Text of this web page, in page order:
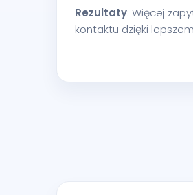
Rezultaty: Więcej
kontaktu dzięki